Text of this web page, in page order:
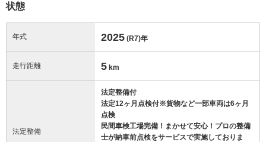
状態
年式 2025 (R7)年
走行距離 5 km
法定整備
法定整備付
法定12ヶ月点検付※貨物など一部車両は6ヶ月
点検
民間車検工場完備！まかせて安心！プロの整備
士が納車前点検をサービスで実施しておりま